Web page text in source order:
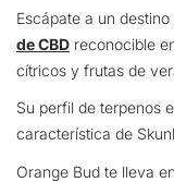
Escápate a un
de CBD reconocible
cítricos y frutas de
Su perfil de terpenos
característica de
Orange Bud te lleva